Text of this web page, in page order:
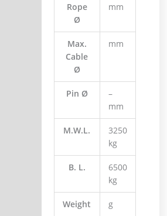
Rope
Ø
mm
Max.
Cable
Ø
mm
Pin Ø
–
mm
M.W.L.
3250
kg
B. L.
6500
kg
Weight g